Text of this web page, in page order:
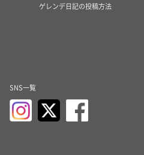
ゲレンデ日記の投稿方法
SNS一覧